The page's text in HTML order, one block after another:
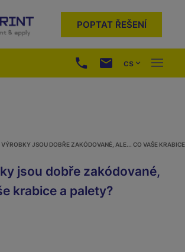
POPTAT ŘEŠENÍ
cs
JSOU DOBŘE ZAKÓDOVANÉ, ALE... CO VAŠE
jsou dobře zakódované,
krabice a palety?